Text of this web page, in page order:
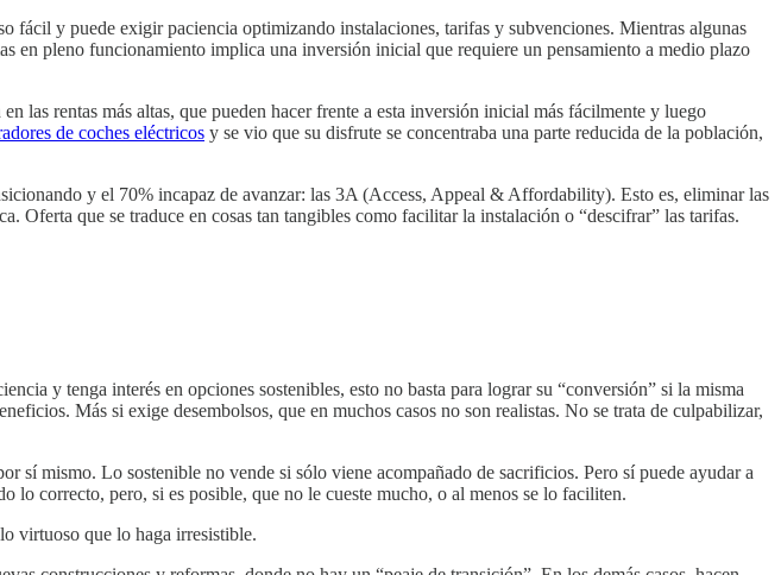
fácil y puede exigir paciencia optimizando instalaciones, tarifas y subvenciones. Mientras algunas
en pleno funcionamiento implica una inversión inicial que requiere un pensamiento a medio plazo
las rentas más altas, que pueden hacer frente a esta inversión inicial más fácilmente y luego
de coches eléctricos y se vio que su disfrute se concentraba una parte reducida de la población,
y el 70% incapaz de avanzar: las 3A (Access, Appeal & Affordability). Esto es, eliminar las
Oferta que se traduce en cosas tan tangibles como facilitar la instalación o “descifrar” las tarifas.
y tenga interés en opciones sostenibles, esto no basta para lograr su “conversión” si la misma
Más si exige desembolsos, que en muchos casos no son realistas. No se trata de culpabilizar,
sí mismo. Lo sostenible no vende si sólo viene acompañado de sacrificios. Pero sí puede ayudar a
lo correcto, pero, si es posible, que no le cueste mucho, o al menos se lo faciliten.
virtuoso que lo haga irresistible.